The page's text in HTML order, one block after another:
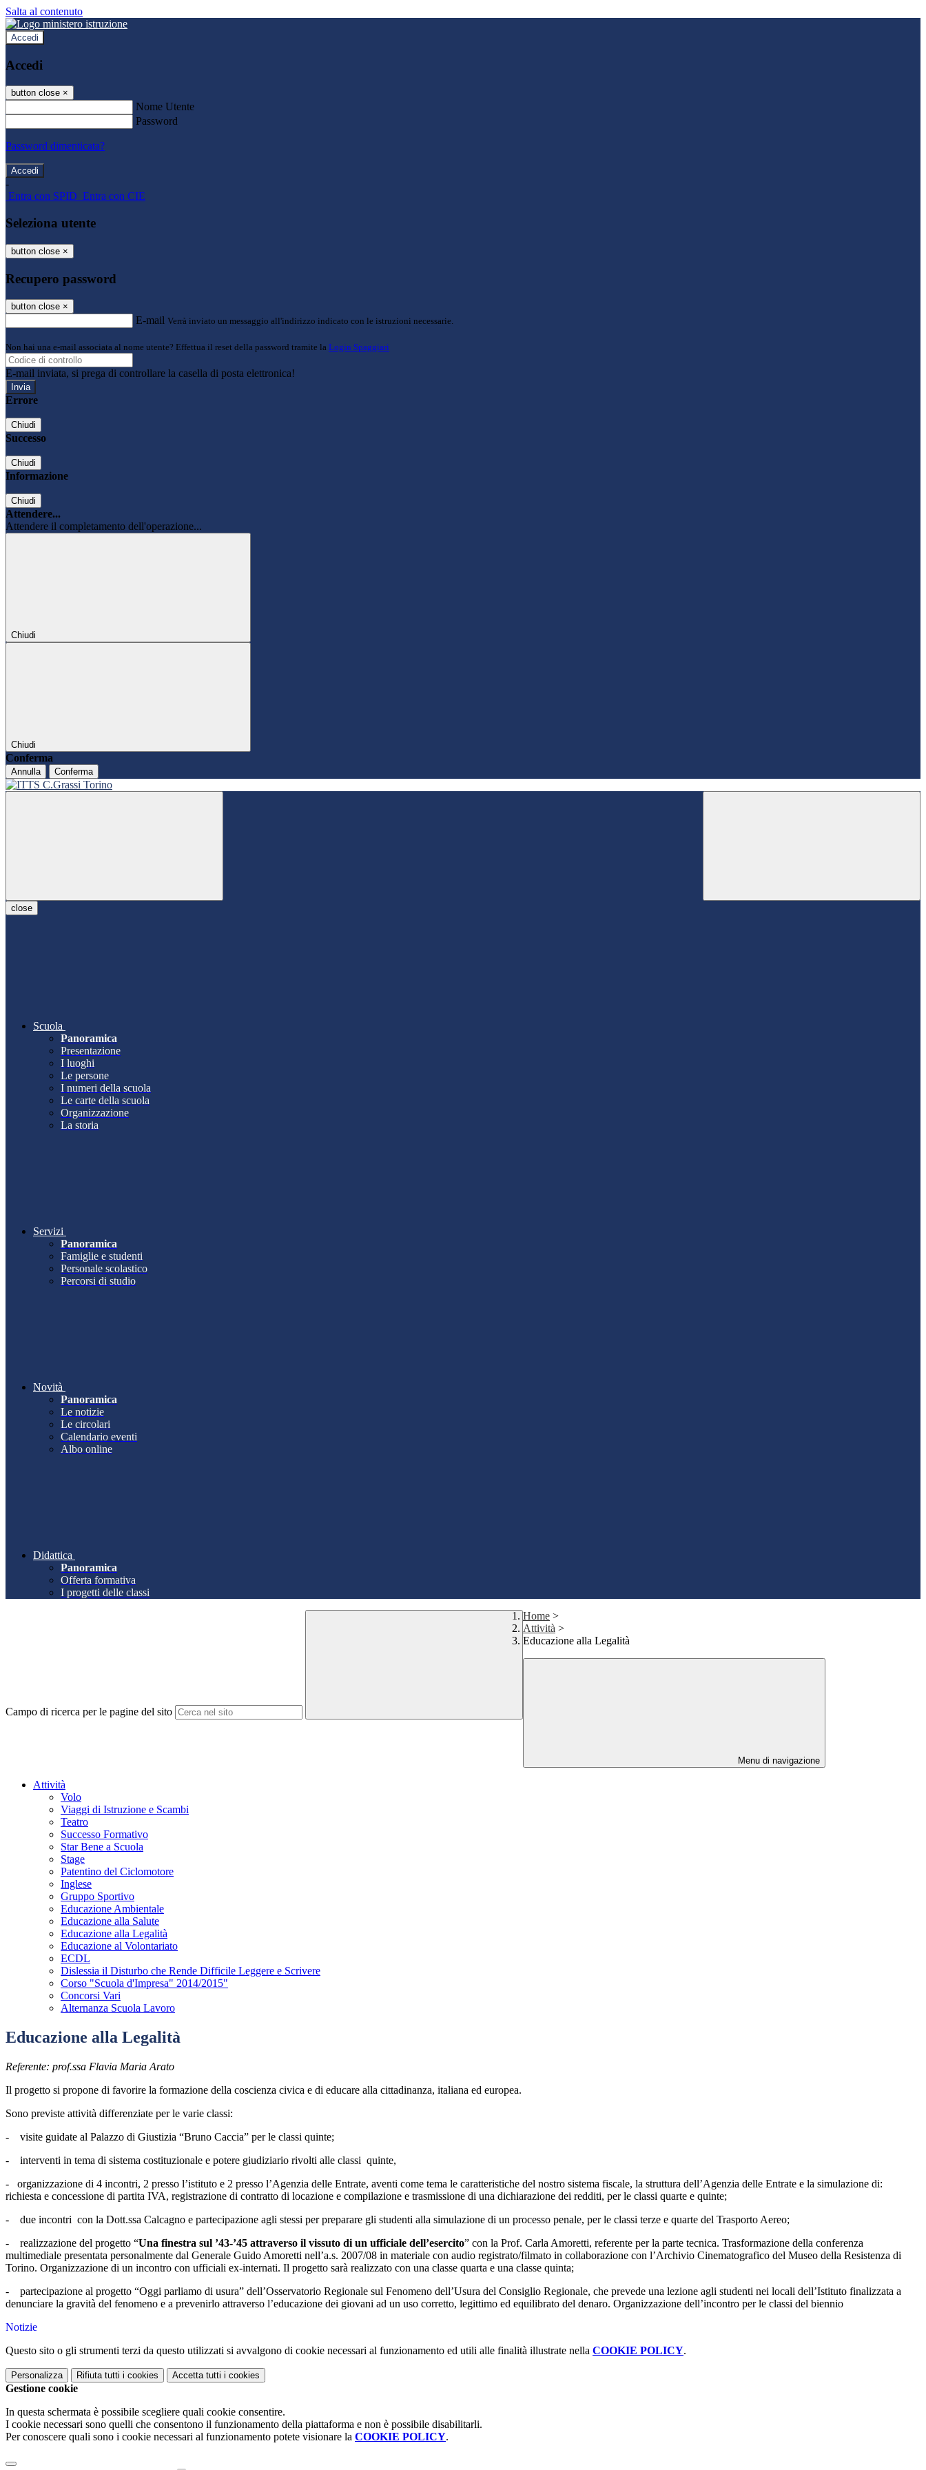
Salta al contenuto
Accedi
Accedi
button close ×
Nome Utente
Password
Password dimenticata?
-
Entra con SPID Entra con CIE
Seleziona utente
button close ×
Recupero password
button close ×
E-mail Verrà inviato un messaggio all'indirizzo indicato con le istruzioni necessarie.
Non hai una e-mail associata al nome utente? Effettua il reset della password tramite la Login Spaggiari
E-mail inviata, si prega di controllare la casella di posta elettronica!
Errore
Chiudi
Successo
Chiudi
Informazione
Chiudi
Attendere...
Attendere il completamento dell'operazione...
Chiudi
Chiudi
Conferma
Annulla Conferma
close
Scuola
Panoramica
Presentazione
I luoghi
Le persone
I numeri della scuola
Le carte della scuola
Organizzazione
La storia
Servizi
Panoramica
Famiglie e studenti
Personale scolastico
Percorsi di studio
Novità
Panoramica
Le notizie
Le circolari
Calendario eventi
Albo online
Didattica
Panoramica
Offerta formativa
I progetti delle classi
Campo di ricerca per le pagine del sito
Home >
Attività >
Educazione alla Legalità
Menu di navigazione
Attività
Volo
Viaggi di Istruzione e Scambi
Teatro
Successo Formativo
Star Bene a Scuola
Stage
Patentino del Ciclomotore
Inglese
Gruppo Sportivo
Educazione Ambientale
Educazione alla Salute
Educazione alla Legalità
Educazione al Volontariato
ECDL
Dislessia il Disturbo che Rende Difficile Leggere e Scrivere
Corso "Scuola d'Impresa" 2014/2015"
Concorsi Vari
Alternanza Scuola Lavoro
Educazione alla Legalità
Referente: prof.ssa Flavia Maria Arato
Il progetto si propone di favorire la formazione della coscienza civica e di educare alla cittadinanza, italiana ed europea.
Sono previste attività differenziate per le varie classi:
- visite guidate al Palazzo di Giustizia “Bruno Caccia” per le classi quinte;
- interventi in tema di sistema costituzionale e potere giudiziario rivolti alle classi quinte,
- organizzazione di 4 incontri, 2 presso l’istituto e 2 presso l’Agenzia delle Entrate, aventi come tema le caratteristiche del nostro sistema fiscale, la struttura dell’Agenzia delle Entrate e la simulazione di:
richiesta e concessione di partita IVA, registrazione di contratto di locazione e compilazione e trasmissione di una dichiarazione dei redditi, per le classi quarte e quinte;
- due incontri con la Dott.ssa Calcagno e partecipazione agli stessi per preparare gli studenti alla simulazione di un processo penale, per le classi terze e quarte del Trasporto Aereo;
- realizzazione del progetto “Una finestra sul ’43-’45 attraverso il vissuto di un ufficiale dell’esercito” con la Prof. Carla Amoretti, referente per la parte tecnica. Trasformazione della conferenza
multimediale presentata personalmente dal Generale Guido Amoretti nell’a.s. 2007/08 in materiale con audio registrato/filmato in collaborazione con l’Archivio Cinematografico del Museo della Resistenza di
Torino. Organizzazione di un incontro con ufficiali ex-internati. Il progetto sarà realizzato con una classe quarta e una classe quinta;
- partecipazione al progetto “Oggi parliamo di usura” dell’Osservatorio Regionale sul Fenomeno dell’Usura del Consiglio Regionale, che prevede una lezione agli studenti nei locali dell’Istituto finalizzata a
denunciare la gravità del fenomeno e a prevenirlo attraverso l’educazione dei giovani ad un uso corretto, legittimo ed equilibrato del denaro. Organizzazione dell’incontro per le classi del biennio
Notizie
Questo sito o gli strumenti terzi da questo utilizzati si avvalgono di cookie necessari al funzionamento ed utili alle finalità illustrate nella COOKIE POLICY.
Personalizza Rifiuta tutti i cookies Accetta tutti i cookies
Gestione cookie
In questa schermata è possibile scegliere quali cookie consentire.
I cookie necessari sono quelli che consentono il funzionamento della piattaforma e non è possibile disabilitarli.
Per conoscere quali sono i cookie necessari al funzionamento potete visionare la COOKIE POLICY.